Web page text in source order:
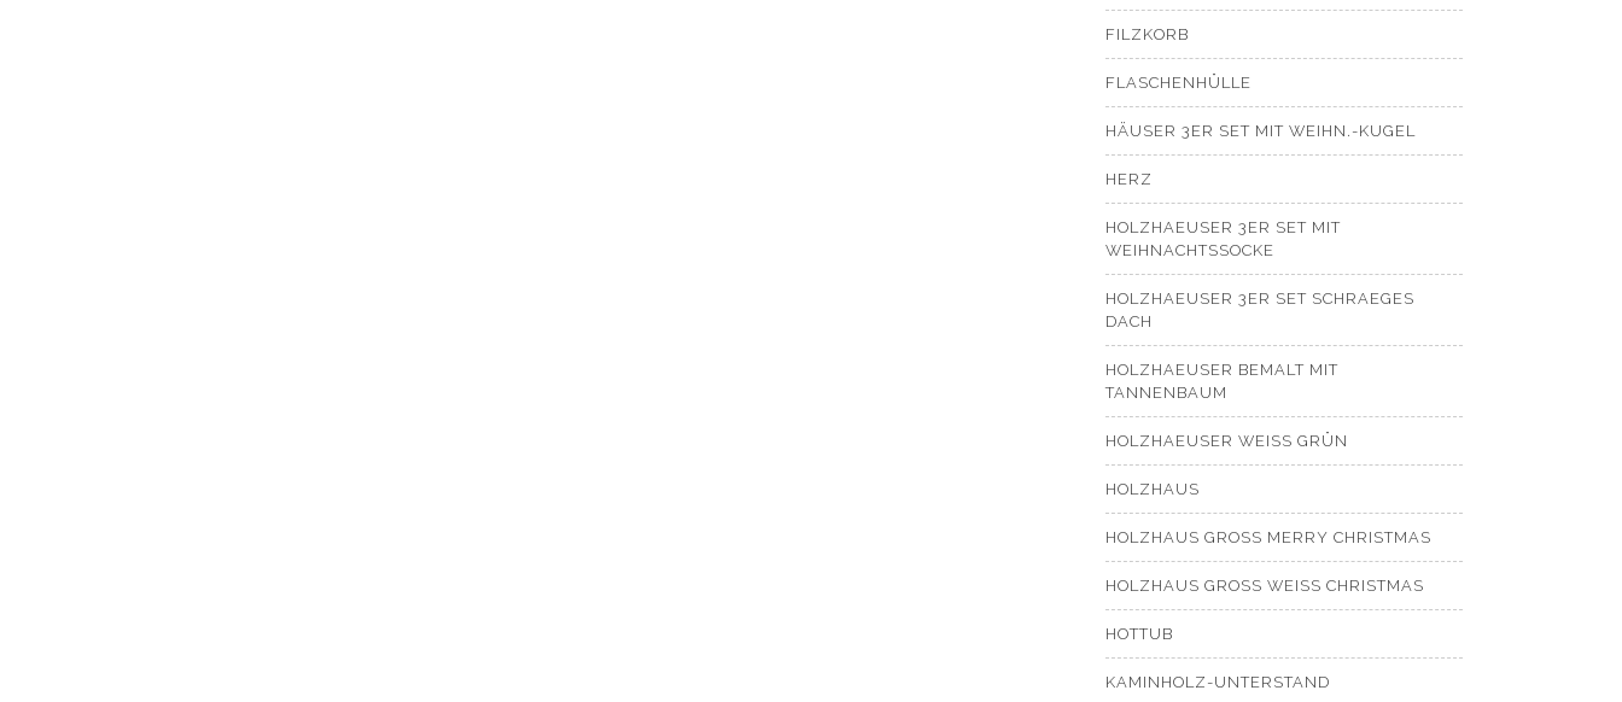
FILZKORB
FLASCHENHÜLLE
HÄUSER 3ER SET MIT WEIHN.-KUGEL
HERZ
HOLZHAEUSER 3ER SET MIT
WEIHNACHTSSOCKE
HOLZHAEUSER 3ER SET SCHRAEGES
DACH
HOLZHAEUSER BEMALT MIT
TANNENBAUM
HOLZHAEUSER WEISS GRÜN
HOLZHAUS
HOLZHAUS GROSS MERRY CHRISTMAS
HOLZHAUS GROSS WEISS CHRISTMAS
HOTTUB
KAMINHOLZ-UNTERSTAND